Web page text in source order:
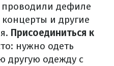
дефиле
и другие
Присоединиться к
нужно одеть
другую одежду с